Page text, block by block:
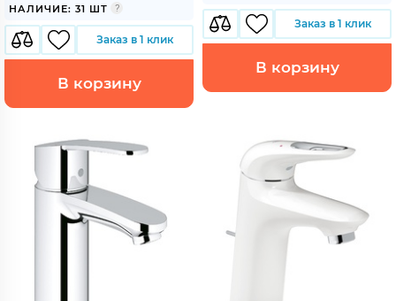
НАЛИЧИЕ: 31 ШТ
Заказ в 1 клик
В корзину
Заказ в 1 клик
В корзину